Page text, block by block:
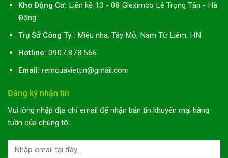
Kho Động Cơ: Liền kề 13 - 08 Gleximco Lê Trọng Tấn - Hà
Đông
Trụ Sở Công Ty : Miêu nha, Tây Mỗ, Nam Từ Liêm, HN
Hotline: 0907.878.566
Email: remcuaviettin@gmail.com
Đăng ký nhận tin
Vui lòng nhập địa chỉ email để nhận bản tin khuyến mại hàng
tuần của chúng tôi: